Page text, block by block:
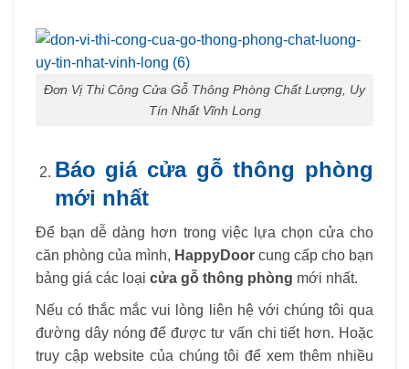
Đơn Vị Thi Công Cửa Gỗ Thông Phòng Chất Lượng, Uy
Tín Nhất Vĩnh Long
Báo giá cửa gỗ thông phòng
mới nhất
Để bạn dễ dàng hơn trong việc lựa chọn cửa cho
căn phòng của mình, HappyDoor cung cấp cho bạn
bảng giá các loại cửa gỗ thông phòng mới nhất.
Nếu có thắc mắc vui lòng liên hệ với chúng tôi qua
đường dây nóng để được tư vấn chi tiết hơn. Hoặc
truy cập website của chúng tôi để xem thêm nhiều